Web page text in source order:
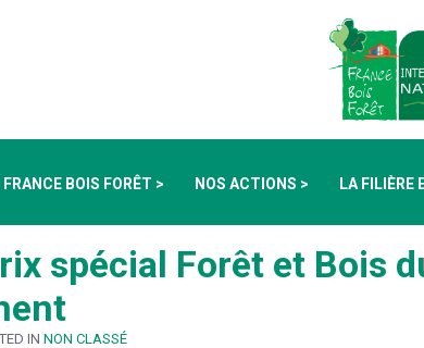
FRANCE BOIS FORÊT > NOS ACTIONS > LA FILIÈRE
spécial Forêt et Bois
IN NON CLASSÉ